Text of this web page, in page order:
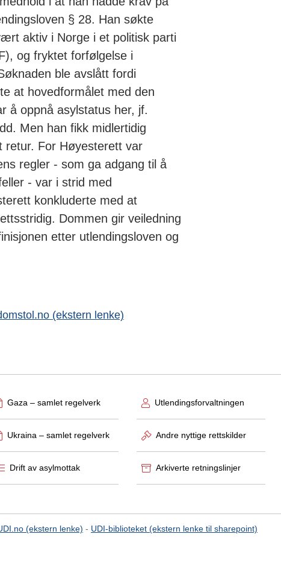
§ 28. Han søkte
aktiv i Norge i et politisk parti
og fryktet forfølgelse i
ble avslått fordi
at hovedformålet med den
å oppnå asylstatus her, jf.
Men han fikk midlertidig
retur. For Høyesterett var
regler - som ga adgang til å
- var i strid med
konkluderte med at
Dommen gir veiledning
etter utlendingsloven og
(ekstern lenke)
Gaza – samlet regelverk
Ukraina – samlet regelverk
Drift av asylmottak
Utlendingsforvaltningen
Andre nyttige rettskilder
Arkiverte retningslinjer
(ekstern lenke) - UDI-biblioteket (ekstern lenke til sharepoint)